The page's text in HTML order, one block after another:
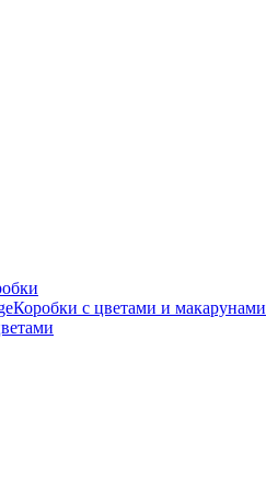
Коробки с цветами и макарунами